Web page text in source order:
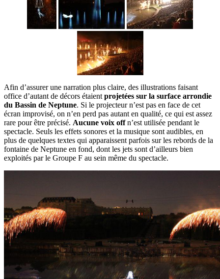
Afin d’assurer une narration plus claire, des illustrations faisant
office d’autant de décors étaient projetées sur la surface arrondie
du Bassin de Neptune. Si le projecteur n’est pas en face de cet
écran improvisé, on n’en perd pas autant en qualité, ce qui est assez
rare pour être précisé. Aucune voix offn’est utilisée pendant le
spectacle. Seuls les effets sonores et la musique sont audibles, en
plus de quelques textes qui apparaissent parfois sur les rebords de la
fontaine de Neptune en fond, dont les jets sont d’ailleurs bien
exploités par le Groupe F au sein même du spectacle.